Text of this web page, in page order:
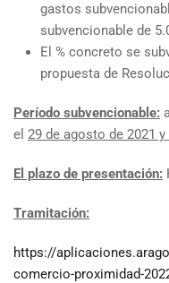
gastos
subvencionable de
El % concreto se
propuesta de
Período subvencionable:
el 29 de agosto de 2021
El plazo de presentación:
Tramitación:
https://
comercio-proximidad-